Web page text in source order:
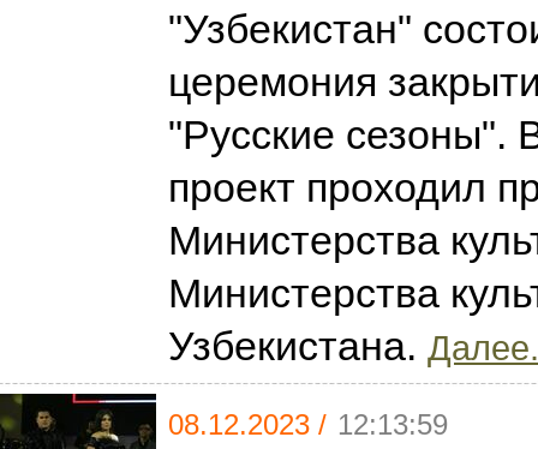
"Узбекистан"
церемония
"Русские сезоны".
проект проходил
Министерства
Министерства
Узбекистана.
08.12.2023 / 12:13:59